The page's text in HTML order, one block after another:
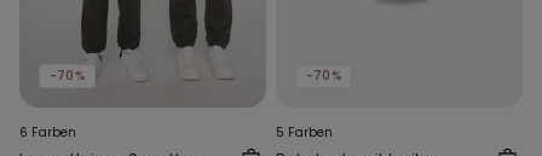
-70%
6 Farben
-70%
5 Farben